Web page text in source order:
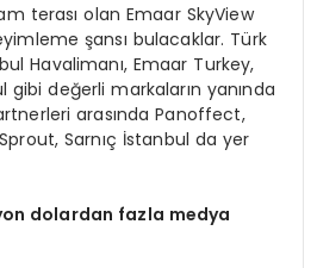
terası olan Emaar SkyView
şansı bulacaklar. Türk
Havalimanı, Emaar Turkey,
gibi değerli markaların yanında
arasında Panoffect,
Sarnıç İstanbul da yer
dolardan fazla medya